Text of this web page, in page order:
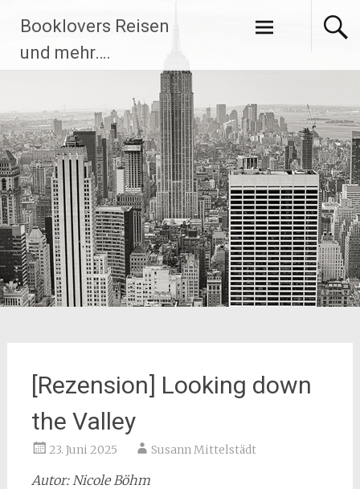
Inhalt
springen
Booklovers Reisen
und mehr….
[Rezension] Looking down
the Valley
23. Juni 2025 Susann Mittelstädt
Autor: Nicole Böhm